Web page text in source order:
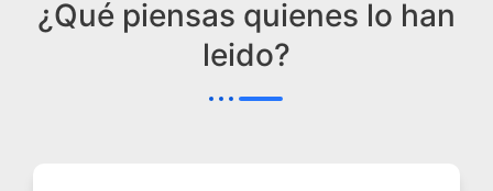
¿Qué piensas quienes lo han
leido?